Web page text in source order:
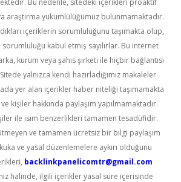
Bu nedenle, sitedeki içerikleri proaktif
araştırma yükümlülüğümüz bulunmamaktadır.
içeriklerin sorumluluğunu taşımakta olup,
kabul etmiş sayılırlar. Bu internet
kurum veya şahıs şirketi ile hiçbir bağlantısı
yalnızca kendi hazırladığımız makaleler
yer alan içerikler haber niteliği taşımamakta
kişiler hakkında paylaşım yapılmamaktadır.
ile isim benzerlikleri tamamen tesadüfidir.
ve tamamen ücretsiz bir bilgi paylaşım
ve yasal düzenlemelere aykırı olduğunu
backlinkpanelicomtr@gmail.com
halinde, ilgili içerikler yasal süre içerisinde